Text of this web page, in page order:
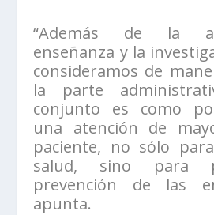
“Además de la
enseñanza y la
consideramos de
la parte
conjunto es como
una atención de
paciente, no sólo
salud, sino para
prevención de las
apunta.